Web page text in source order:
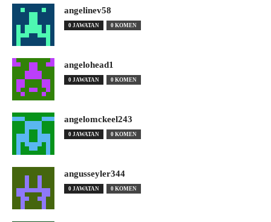
angelinev58
0 JAWATAN 0 KOMEN
angelohead1
0 JAWATAN 0 KOMEN
angelomckeel243
0 JAWATAN 0 KOMEN
angusseyler344
0 JAWATAN 0 KOMEN